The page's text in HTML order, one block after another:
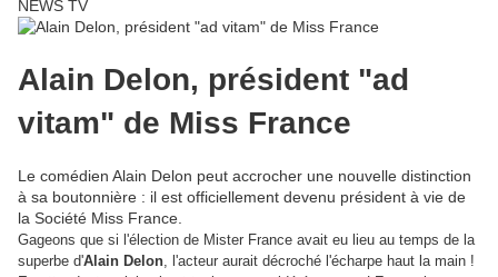
NEWS TV
Alain Delon, président "ad
vitam" de Miss France
Le comédien Alain Delon peut accrocher une nouvelle distinction
à sa boutonnière : il est officiellement devenu président à vie de
la Société Miss France.
Gageons que si l'élection de Mister France avait eu lieu au temps de la
superbe d'Alain Delon, l'acteur aurait décroché l'écharpe haut la main !